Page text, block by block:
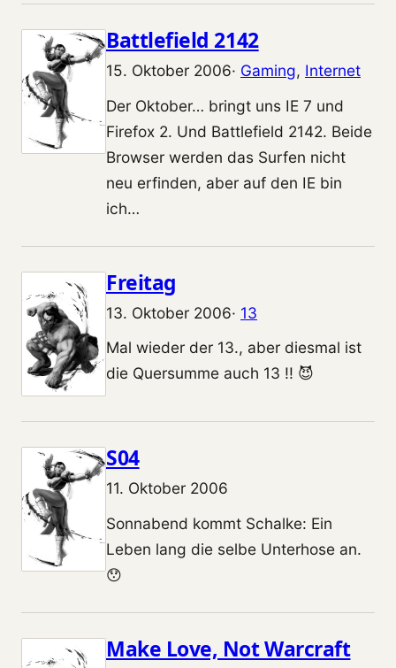
Battlefield 2142
15. Oktober 2006· Gaming, Internet
Der Oktober… bringt uns IE 7 und
Firefox 2. Und Battlefield 2142. Beide
Browser werden das Surfen nicht
neu erfinden, aber auf den IE bin
ich…
Freitag
13. Oktober 2006· 13
Mal wieder der 13., aber diesmal ist
die Quersumme auch 13 !! 😈
S04
11. Oktober 2006
Sonnabend kommt Schalke: Ein
Leben lang die selbe Unterhose an.
😯
Make Love, Not Warcraft